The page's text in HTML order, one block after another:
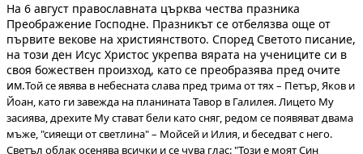
На 6 август православната църква чества празника
Преображение Господне. Празникът се отбелязва още от
първите векове на християнството. Според Светото писание,
на този ден Исус Христос укрепва вярата на учениците си в
своя божествен произход, като се преобразява пред очите
им.Той се явява в небесната слава пред трима от тях – Петър, Яков и
Йоан, като ги завежда на планината Тавор в Галилея. Лицето Му
засиява, дрехите Му стават бели като сняг, редом се появяват двама
мъже, "сияещи от светлина" – Мойсей и Илия, и беседват с него.
Светъл облак осенява всички и се чува глас: "Този е моят Син